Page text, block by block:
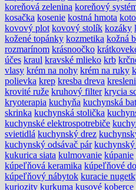
koreňová zelenina koreňový
kosačka kosenie kostná hmota
kovový plot kovový stolík kozáky
kožené topánky kozmetika kožná
rozmarínom krásnoočko
účes kraul kravské mlieko krb
vlasy krém na nohy krém na ruky
polievka krep kresba dreva
krovité ruže kruhový filter krycia
kryoterapia kuchyňa kuchynská
skrinka kuchynská stolička
kuchynské elektrospotrebiče
svietidlá kuchynský drez
kuchynský odsávač pár
kukurica siata kulmovanie kúpanie
kúpeľňová keramika kúpeľňové
kúpeľňový nábytok kuracie
kuriozity kurkuma kusové koberce